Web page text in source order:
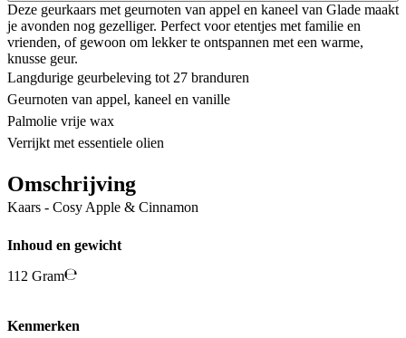
Deze geurkaars met geurnoten van appel en kaneel van Glade maakt
je avonden nog gezelliger. Perfect voor etentjes met familie en
vrienden, of gewoon om lekker te ontspannen met een warme,
knusse geur.
Langdurige geurbeleving tot 27 branduren
Geurnoten van appel, kaneel en vanille
Palmolie vrije wax
Verrijkt met essentiele olien
Omschrijving
Kaars - Cosy Apple & Cinnamon
Inhoud en gewicht
112 Gram
Kenmerken